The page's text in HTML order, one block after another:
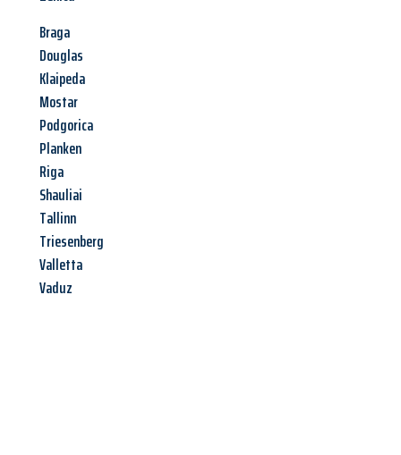
Braga
Douglas
Klaipeda
Mostar
Podgorica
Planken
Riga
Shauliai
Tallinn
Triesenberg
Valletta
Vaduz